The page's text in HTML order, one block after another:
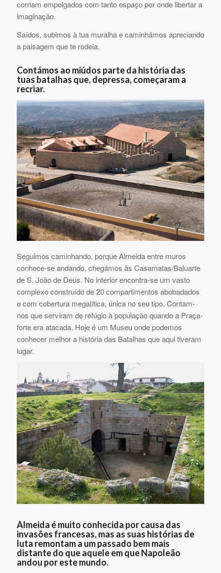
corriam empolgados com tanto espaço por onde libertar a
imaginação.
Saídos, subimos à tua muralha e caminhámos apreciando
a paisagem que te rodeia.
Contámos ao miúdos parte da história das
tuas batalhas que, depressa, começaram a
recriar.
Seguimos caminhando, porque Almeida entre muros
conhece-se andando, chegámos às Casamatas/Baluarte
de S. João de Deus. No interior encontra-se um vasto
complexo construído de 20 compartimentos abobadados
e com cobertura megalítica, única no seu tipo. Contam-
nos que serviram de refúgio à população quando a Praça-
forte era atacada. Hoje é um Museu onde podemos
conhecer melhor a história das Batalhas que aqui tiveram
lugar.
Almeida é muito conhecida por causa das
invasões francesas, mas as suas histórias de
luta remontam a um passado bem mais
distante do que aquele em que Napoleão
andou por este mundo.